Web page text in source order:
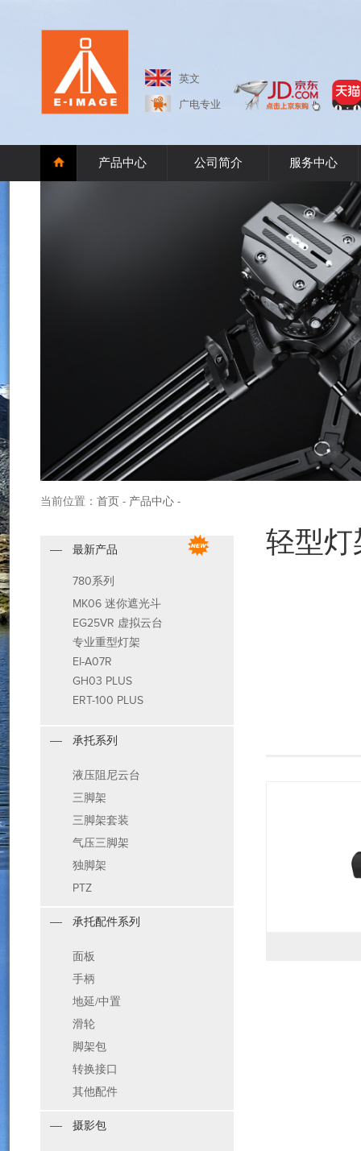
英文
广电专业
产品中心 公司简介 服务中心
当前位置： 首页 - 产品中心 -
最新产品
780系列
MK06 迷你遮光斗
EG25VR 虚拟云台
专业重型灯架
EI-A07R
GH03 PLUS
ERT-100 PLUS
承托系列
液压阻尼云台
三脚架
三脚架套装
气压三脚架
独脚架
PTZ
承托配件系列
面板
手柄
地延/中置
滑轮
脚架包
转换接口
其他配件
摄影包
轻型灯